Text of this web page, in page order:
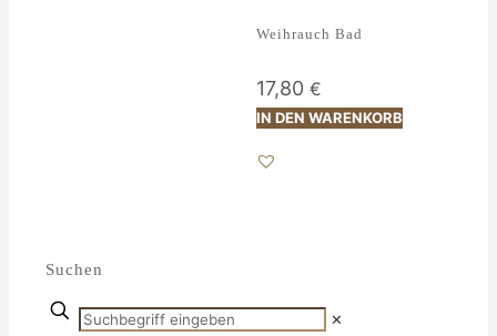
Optionen
Produktseite
werden
Weihrauch Bad
17,80€
IN DEN WARENKORB
Suchen
✕